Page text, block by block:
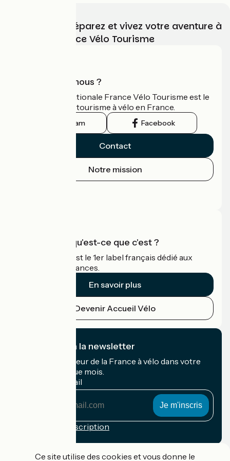
Choisissez, préparez et vivez votre aventure à
vélo avec France Vélo Tourisme
Qui sommes-nous ?
L'association nationale France Vélo Tourisme est le
guide officiel du tourisme à vélo en France.
Instagram Facebook
Contact
Notre mission
Accueil Vélo qu'est-ce que c'est ?
Accueil Vélo c'est le 1er label français dédié aux
cyclistes en vacances.
En savoir plus
Devenir Accueil Vélo
Je m'abonne à la newsletter
Recevez le meilleur de la France à vélo dans votre
boîte mail chaque mois.
Mon adresse mail
Conditions d'inscription
Ce site utilise des cookies et vous donne le